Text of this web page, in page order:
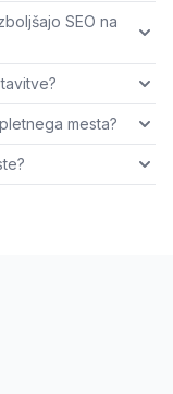
SEO na
mesta?